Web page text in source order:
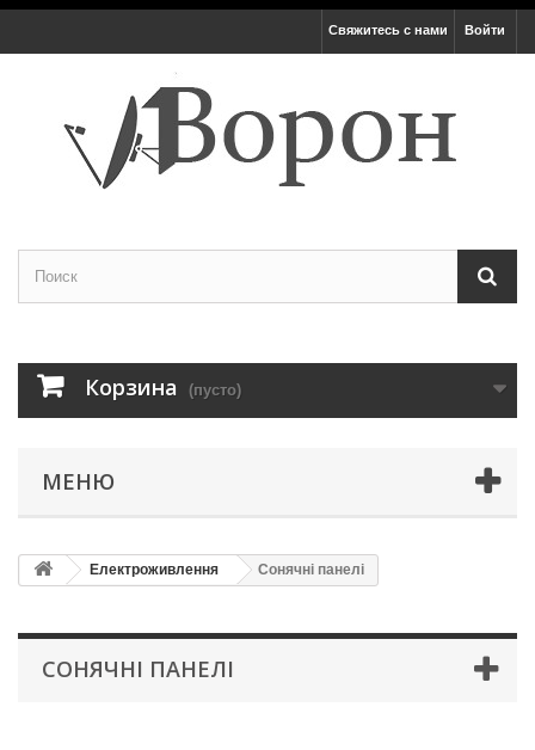
Войти
Свяжитесь с нами
Корзина (пусто)
МЕНЮ
Електроживлення Сонячні панелі
СОНЯЧНІ ПАНЕЛІ